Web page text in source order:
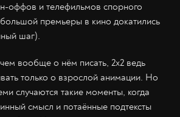
оффов и телефильмов спорного
большой премьеры в кино докатились
шаг).
вообще о нём писать, 2х2 ведь
только о взрослой анимации. Но
случаются такие моменты, когда
смысл и потаённые подтексты